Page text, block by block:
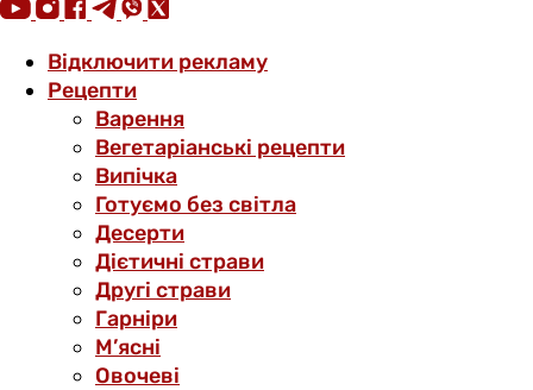
Відключити рекламу
Рецепти
Варення
Вегетаріанські рецепти
Випічка
Готуємо без світла
Десерти
Дієтичні страви
Другі страви
Гарніри
М’ясні
Овочеві